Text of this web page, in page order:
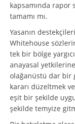
kapsamında rapor
tamamı mı.
Yasanın
Whitehouse
tek bir bölge
anayasal
olağanüstü dar bir
kararı düzeltmek
eşit bir şekilde
şekilde temyize